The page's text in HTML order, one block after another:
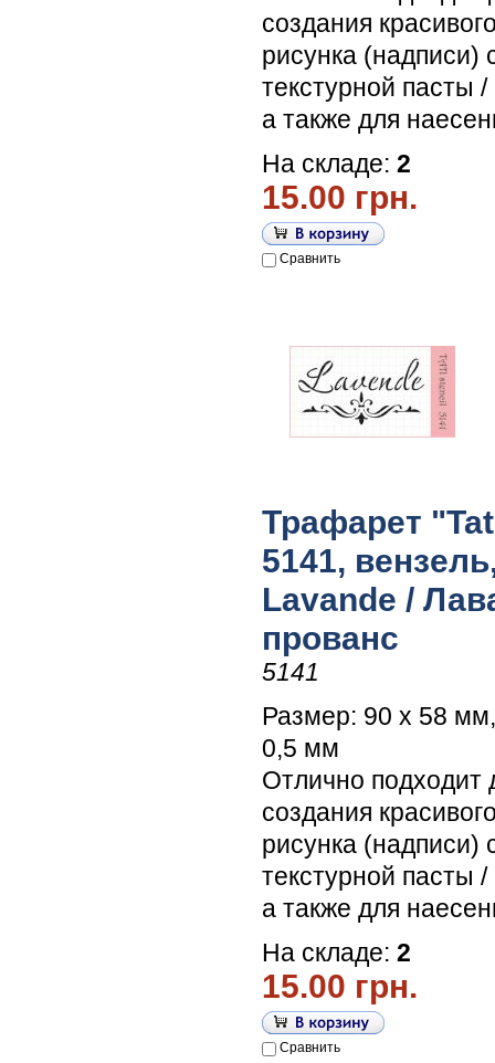
создания
рисунка
текстурной пасты
а также для
На складе: 2
15.00 грн.
Сравнить
Трафарет
5141,
Lavande /
прованс
5141
Размер: 90 х 58
0,5 мм
Отлично подходит
создания
рисунка
текстурной пасты
а также для
На складе: 2
15.00 грн.
Сравнить